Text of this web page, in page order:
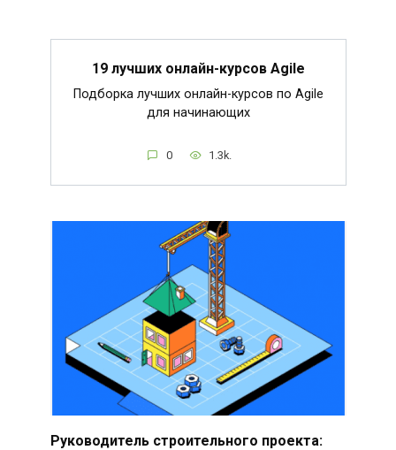
19 лучших онлайн-курсов Agile
Подборка лучших онлайн-курсов по Agile
для начинающих
0 1.3k.
Руководитель строительного проекта: